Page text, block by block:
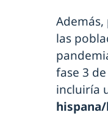
las
fase 3
incluiría